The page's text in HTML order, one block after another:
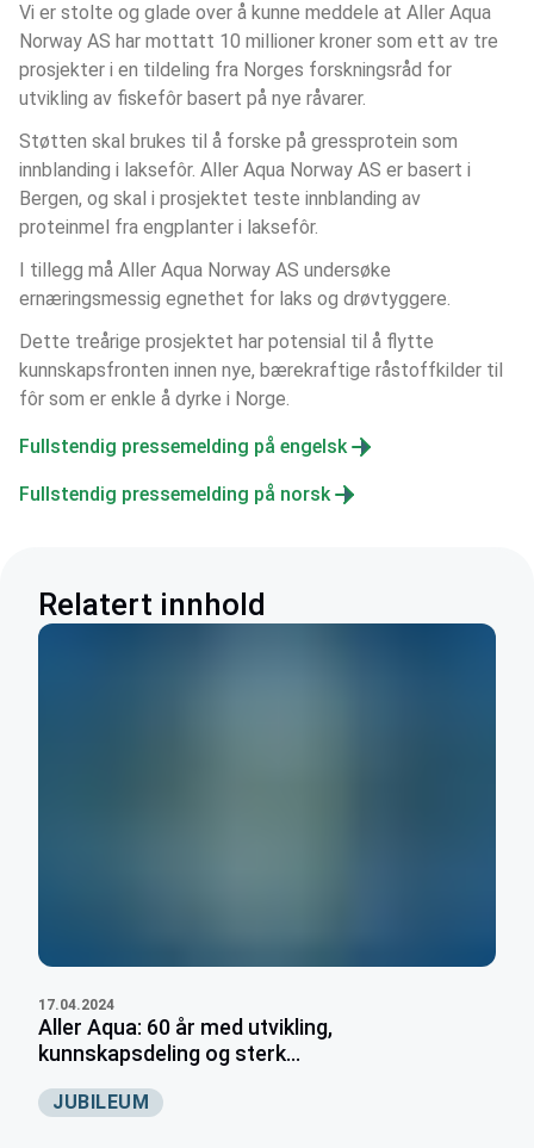
Vi er stolte og glade over å kunne meddele at Aller Aqua
Norway AS har mottatt 10 millioner kroner som ett av tre
prosjekter i en tildeling fra Norges forskningsråd for
utvikling av fiskefôr basert på nye råvarer.
Støtten skal brukes til å forske på gressprotein som
innblanding i laksefôr. Aller Aqua Norway AS er basert i
Bergen, og skal i prosjektet teste innblanding av
proteinmel fra engplanter i laksefôr.
I tillegg må Aller Aqua Norway AS undersøke
ernæringsmessig egnethet for laks og drøvtyggere.
Dette treårige prosjektet har potensial til å flytte
kunnskapsfronten innen nye, bærekraftige råstoffkilder til
fôr som er enkle å dyrke i Norge.
Fullstendig pressemelding på engelsk
Fullstendig pressemelding på norsk
Relatert innhold
17.04.2024
Aller Aqua: 60 år med utvikling,
kunnskapsdeling og sterk...
JUBILEUM